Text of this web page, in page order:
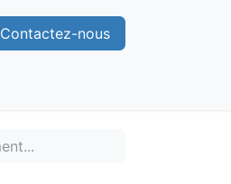
Contactez-nous